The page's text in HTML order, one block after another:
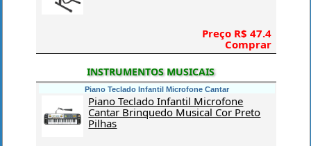
Preço R$ 47.4
Comprar
INSTRUMENTOS MUSICAIS
Piano Teclado Infantil Microfone Cantar
Piano Teclado Infantil Microfone
Cantar Brinquedo Musical Cor Preto
Pilhas